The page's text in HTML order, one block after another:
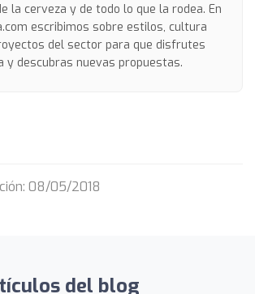
la cerveza y de todo lo que la rodea. En
escribimos sobre estilos, cultura
del sector para que disfrutes
y descubras nuevas propuestas.
08/05/2018
del blog